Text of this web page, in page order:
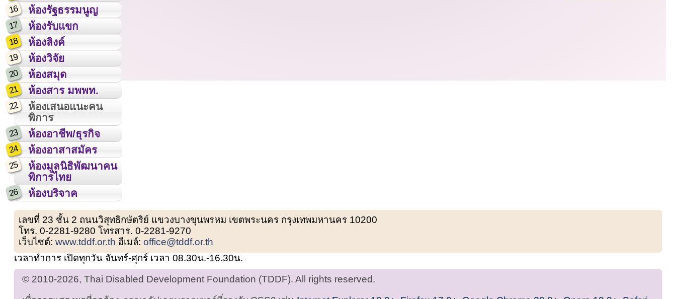
16 ห้องรัฐธรรมนูญ
17 ห้องรับแขก
18 ห้องลิงค์
19 ห้องวิจัย
20 ห้องสมุด
21 ห้องสาร มพพท.
22
ห้องเสนอแนะคน
พิการ
23 ห้องอาชีพ/ธุรกิจ
24 ห้องอาสาสมัคร
25
ห้องมูลนิธิพัฒนาคน
พิการไทย
26 ห้องบริจาค
เลขที่ 23 ชั้น 2 ถนนวิสุทธิกษัตริย์ แขวงบางขุนพรหม เขตพระนคร กรุงเทพมหานคร 10200
โทร. 0-2281-9280 โทรสาร. 0-2281-9270
เว็บไซต์:www.tddf.or.th อีเมล์:office@tddf.or.th
เวลาทำการ เปิดทุกวัน จันทร์-ศุกร์ เวลา 08.30น.-16.30น.
© 2010-2026, Thai Disabled Development Foundation (TDDF). All rights reserved.